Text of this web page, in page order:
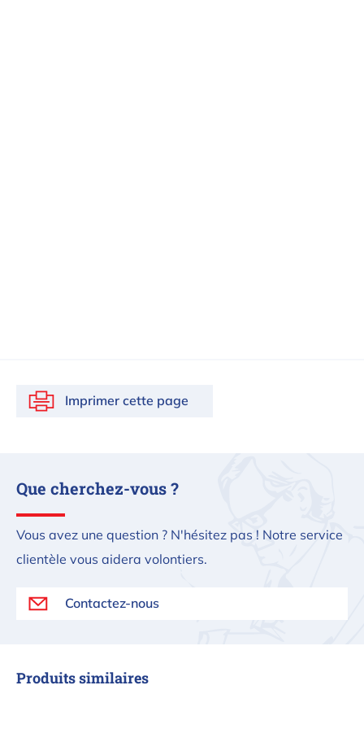
Imprimer cette page
Que cherchez-vous ?
Vous avez une question ? N'hésitez pas ! Notre service
clientèle vous aidera volontiers.
Contactez-nous
Produits similaires